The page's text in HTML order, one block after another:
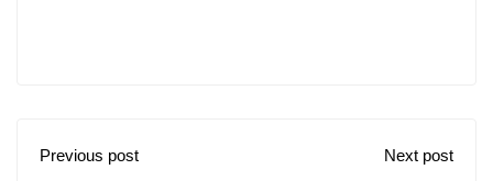
Previous post
Next post